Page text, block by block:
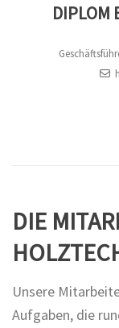
DIPLOM
DIE
Unsere
Aufgaben, die